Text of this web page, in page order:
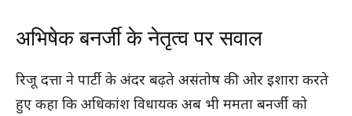
अभिषेक बनर्जी के नेतृत्व पर सवाल
रिजू दत्ता ने पार्टी के अंदर बढ़ते असंतोष की ओर इशारा करते
हुए कहा कि अधिकांश विधायक अब भी ममता बनर्जी को